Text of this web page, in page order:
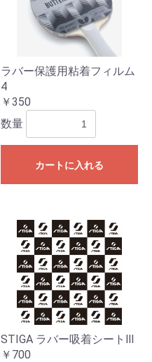
ラバー保護用粘着フィルム
4
￥350
数量
カートに入れる
STIGA ラバー吸着シートⅢ
￥700
カートへ進む